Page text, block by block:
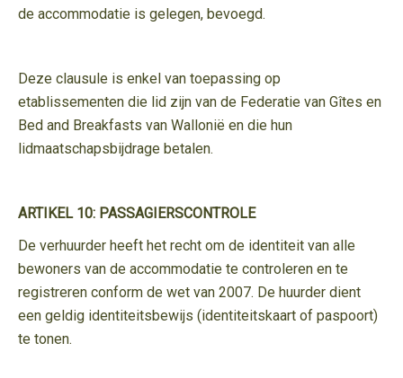
de accommodatie is gelegen, bevoegd.
Deze clausule is enkel van toepassing op
etablissementen die lid zijn van de Federatie van Gîtes en
Bed and Breakfasts van Wallonië en die hun
lidmaatschapsbijdrage betalen.
ARTIKEL 10: PASSAGIERSCONTROLE
De verhuurder heeft het recht om de identiteit van alle
bewoners van de accommodatie te controleren en te
registreren conform de wet van 2007. De huurder dient
een geldig identiteitsbewijs (identiteitskaart of paspoort)
te tonen.